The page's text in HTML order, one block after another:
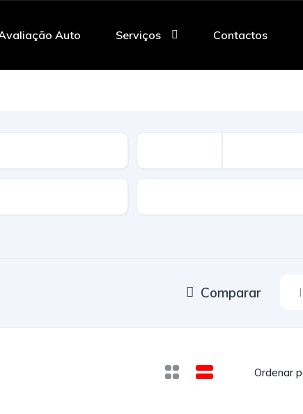
Auto Serviços Contactos
Comparar
Ordenar